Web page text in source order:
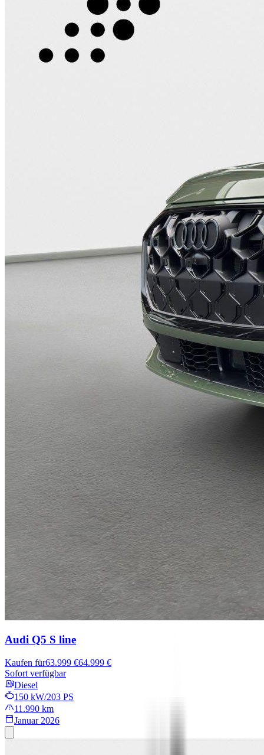
Audi Q5 S line
Kaufen für63.999 €64.999 €
Sofort verfügbar
Diesel
150 kW/203 PS
11.990 km
Januar 2026